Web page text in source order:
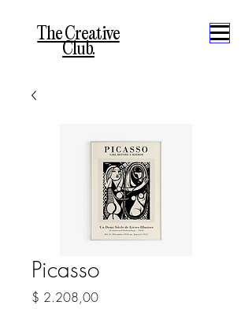
The Creative
Club.
Picasso
$ 2.208,00Precio